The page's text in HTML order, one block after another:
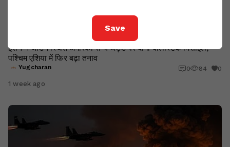
Save
ईरान ने जॉर्डन स्थित अमेरिकी सैन्य अड्डे पर दागीं बैलिस्टिक मिसाइलें,
पश्चिम एशिया में फिर बढ़ा तनाव
Yugcharan 0 84 0
1 week ago